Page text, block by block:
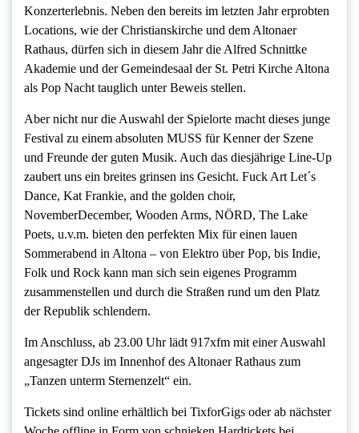
Konzerterlebnis. Neben den bereits im letzten Jahr erprobten
Locations, wie der Christianskirche und dem Altonaer
Rathaus, dürfen sich in diesem Jahr die Alfred Schnittke
Akademie und der Gemeindesaal der St. Petri Kirche Altona
als Pop Nacht tauglich unter Beweis stellen.
Aber nicht nur die Auswahl der Spielorte macht dieses junge
Festival zu einem absoluten MUSS für Kenner der Szene
und Freunde der guten Musik. Auch das diesjährige Line-Up
zaubert uns ein breites grinsen ins Gesicht. Fuck Art Let´s
Dance, Kat Frankie, and the golden choir,
NovemberDecember, Wooden Arms, NÖRD, The Lake
Poets, u.v.m. bieten den perfekten Mix für einen lauen
Sommerabend in Altona – von Elektro über Pop, bis Indie,
Folk und Rock kann man sich sein eigenes Programm
zusammenstellen und durch die Straßen rund um den Platz
der Republik schlendern.
Im Anschluss, ab 23.00 Uhr lädt 917xfm mit einer Auswahl
angesagter DJs im Innenhof des Altonaer Rathaus zum
„Tanzen unterm Sternenzelt“ ein.
Tickets sind online erhältlich bei TixforGigs oder ab nächster